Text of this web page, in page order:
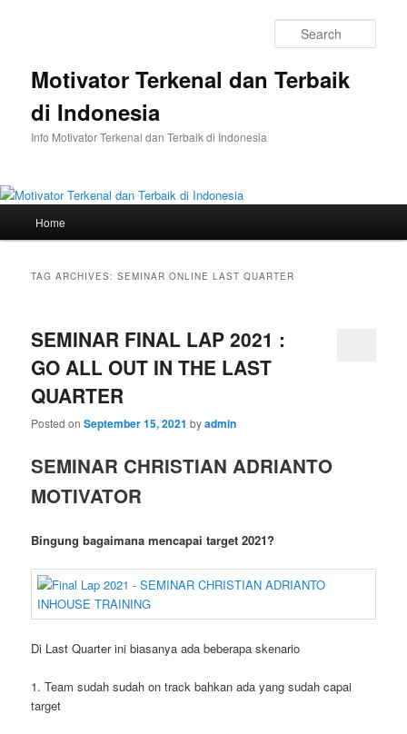
Motivator Terkenal dan Terbaik
di Indonesia
Info Motivator Terkenal dan Terbaik di Indonesia
Home
TAG ARCHIVES:SEMINAR ONLINE LAST QUARTER
SEMINAR FINAL LAP 2021 :
GO ALL OUT IN THE LAST
QUARTER
Posted onSeptember 15, 2021 byadmin
SEMINAR CHRISTIAN ADRIANTO
MOTIVATOR
Bingung bagaimana mencapai target 2021?
Di Last Quarter ini biasanya ada beberapa skenario
1. Team sudah sudah on track bahkan ada yang sudah capai
target